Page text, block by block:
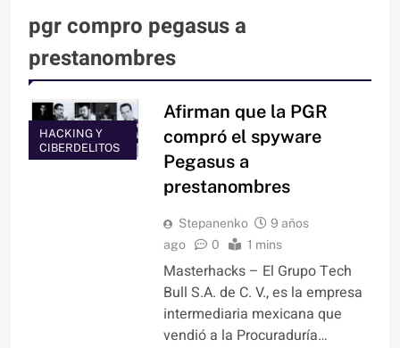
pgr compro pegasus a
prestanombres
HACKING Y
CIBERDELITOS
Afirman que la PGR
compró el spyware
Pegasus a
prestanombres
Stepanenko
9 años
ago
0 1 mins
Masterhacks – El Grupo Tech
Bull S.A. de C. V., es la empresa
intermediaria mexicana que
vendió a la Procuraduría…